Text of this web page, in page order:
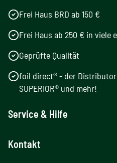
Frei Haus BRD ab 150 €
Frei Haus ab 250 € in viele
Geprüfte Qualität
foil direct® - der Distributor
SUPERIOR® und mehr!
Service & Hilfe
Kontakt